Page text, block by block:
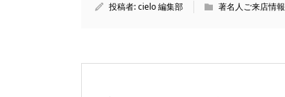
投稿者:cielo 編集部 著名人ご来店情報